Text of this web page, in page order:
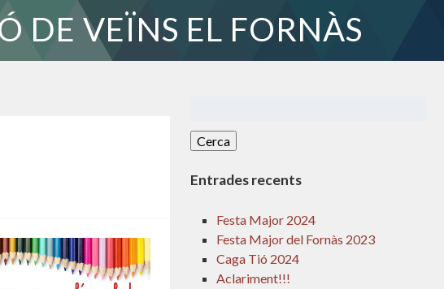
DE VEÏNS EL FORNÀS
Entrades recents
Festa Major 2024
Festa Major del Fornàs 2023
Caga Tió 2024
Aclariment!!!